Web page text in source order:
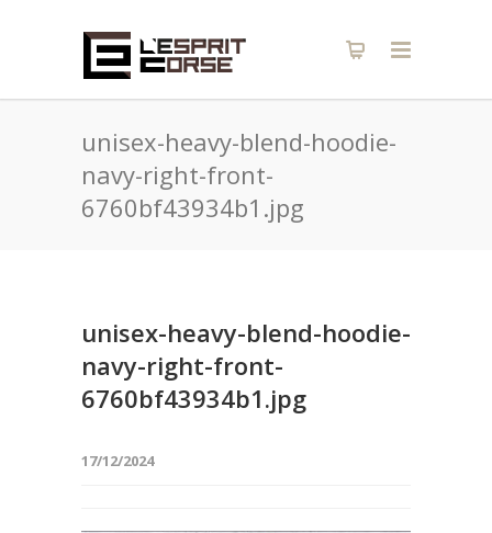
unisex-heavy-blend-hoodie-
navy-right-front-
6760bf43934b1.jpg
unisex-heavy-blend-hoodie-
navy-right-front-
6760bf43934b1.jpg
17/12/2024